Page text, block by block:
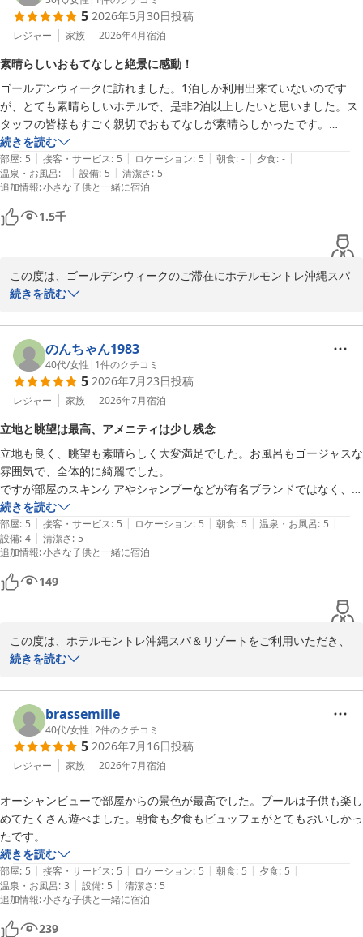
ハンドクラフト体験やスパのご利用、そしてプールやビーチでのお
時間もお楽しみいただけたとのこと、ご家族での思い出づくりのお
また、お部屋の洗い場付き浴室についてもご満足いただけたようで
安心いたしました。
子供連れだと「時間が足りない」と感じていただけるほど楽しんで
いただけたことは、スタッフにとって大きな励みです。
一方で、3階フロントまでの動線やエレベーターの使い勝手につい
てご不便をおかけし申し訳ございません。
いただいたご意見は、より快適にご滞在いただけるホテルづくりの
またお越しいただける日をスタッフ一同、心よりお待ちしておりま
す。
ホテルモントレ沖縄 スパ＆リゾート
2026-07-11
5 2026年5月30日投稿
レジャー 家族 2026年4月宿泊
素晴らしいおもてなしと絶景に感動！
ゴールデンウィークに訪れました。1泊しか利用出来ていないのです
が、とても素晴らしいホテルで、是非2泊以上したいと思いました。ス
タッフの皆様もすごく親切でおもてなしが素晴らしかったです。
景色も絶景で、ロビーやお部屋も綺麗で、沖縄！の雰囲気を存分に楽し
めました。
ベビーベッドもご用意頂き、0歳の子どもも安心して眠れました。
周辺には徒歩圏内にたくさん飲食店もあり、便利でした。駐車場までも
カートでお送りいただけて、こどもたちもとても喜んでいました。あり
がとうございました。
続きを読む
部屋: 5 | 接客・サービス: 5 | ロケーション: 5 | 朝食: - | 夕食: - |
温泉・お風呂: - | 設備: 5 | 清潔さ: 5
追加情報:小さな子供と一緒に宿泊
1.5千
この度は、ゴールデンウィークのご滞在にホテルモントレ沖縄スパ
＆リゾートをお選びいただき、誠にありがとうございます。
また、数々の温かいお言葉をお寄せいただき、スタッフ一同大変う
れしく拝読いたしました。
おもてなしやスタッフの対応、そしてロビー雰囲気やお部屋からの
景色をお楽しみいただけたとのこと、何よりの励みでございます。
周辺環境の利便性や、駐車場までのカート送迎もお子さまに喜んで
いただけたとのことで、私たちも大変光栄です。
ぜひ次回はゆっくりと2泊以上でのご滞在をお楽しみいただければ
幸いです。
また沖縄へお越しの際には、当ホテルへお帰りいただけることを心
よりお待ちしております。
2026-06-06
続きを読む
のんちゃん1983
40代/女性 | 1件のクチコミ
5 2026年7月23日投稿
レジャー 家族 2026年7月宿泊
立地と眺望は最高、アメニティは少し残念
立地も良く、眺望も素晴らしく大変満足でした。お風呂もゴージャスな
雰囲気で、全体的に綺麗でした。
ですが部屋のスキンケアやシャンプーなどが有名ブランドではなく、少
し残念でした。
続きを読む
部屋: 5 | 接客・サービス: 5 | ロケーション: 5 | 朝食: 5 | 温泉・お風呂: 5 |
設備: 4 | 清潔さ: 5
追加情報:小さな子供と一緒に宿泊
149
この度は、ホテルモントレ沖縄スパ＆リゾートをご利用いただき、
誠にありがとうございます。
や大浴場の雰囲気をお楽しみいただけたこと、大変うれしく拝見い
たしました。
一方で、お部屋のスキンケア用品やシャンプー類がご期待に沿え
ず、残念なお気持ちにさせてしまいましたこと、心よりお詫び申し
いただいたご意見は真摯に受け止め、より快適にお過ごしいただけ
るよう努めてまいります。
また機会がございましたら、ぜひ当ホテルへお越しいただけますと
幸いです。
スタッフ一同、心よりお待ちしております。
ご投稿ありがとうございました。
続きを読む
brassemille
40代/女性 |2件のクチコミ
5 2026年7月16日投稿
レジャー 家族 2026年7月宿泊
オーシャンビューで部屋からの景色が最高でした。プールは子供も楽し
めてたくさん遊べました。朝食も夕食もビュッフェがとてもおいしかっ
たです。
続きを読む
部屋: 5 | 接客・サービス: 5 | ロケーション: 5 | 朝食: 5 | 夕食: 5 |
温泉・お風呂: 3 | 設備: 5 | 清潔さ: 5
追加情報:小さな子供と一緒に宿泊
239